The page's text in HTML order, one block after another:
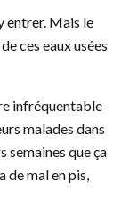
entrer. Mais le
ces eaux usées
infréquentable
malades dans
semaines que ça
de mal en pis,